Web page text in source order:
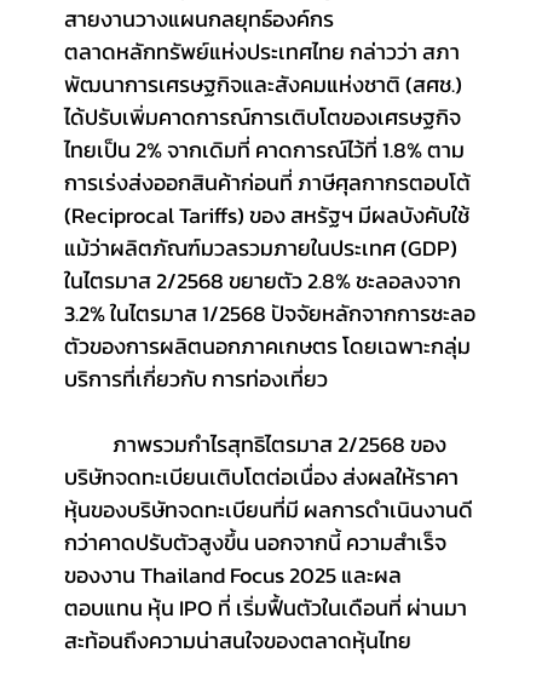
สายงานวางแผนกลยุทธ์องค์กร
ตลาดหลักทรัพย์แห่งประเทศไทย กล่าวว่า สภา
พัฒนาการเศรษฐกิจและสังคมแห่งชาติ (สศช.)
ได้ปรับเพิ่มคาดการณ์การเติบโตของเศรษฐกิจ
ไทยเป็น 2% จากเดิมที่ คาดการณ์ไว้ที่ 1.8% ตาม
การเร่งส่งออกสินค้าก่อนที่ ภาษีศุลกากรตอบโต้
(Reciprocal Tariffs) ของ สหรัฐฯ มีผลบังคับใช้
แม้ว่าผลิตภัณฑ์มวลรวมภายในประเทศ (GDP)
ในไตรมาส 2/2568 ขยายตัว 2.8% ชะลอลงจาก
3.2% ในไตรมาส 1/2568 ปัจจัยหลักจากการชะลอ
ตัวของการผลิตนอกภาคเกษตร โดยเฉพาะกลุ่ม
บริการที่เกี่ยวกับ การท่องเที่ยว
	ภาพรวมกำไรสุทธิไตรมาส 2/2568 ของ
บริษัทจดทะเบียนเติบโตต่อเนื่อง ส่งผลให้ราคา
หุ้นของบริษัทจดทะเบียนที่มี ผลการดำเนินงานดี
กว่าคาดปรับตัวสูงขึ้น นอกจากนี้ ความสำเร็จ
ของงาน Thailand Focus 2025 และผล
ตอบแทน หุ้น IPO ที่ เริ่มฟื้นตัวในเดือนที่ ผ่านมา
สะท้อนถึงความน่าสนใจของตลาดหุ้นไทย